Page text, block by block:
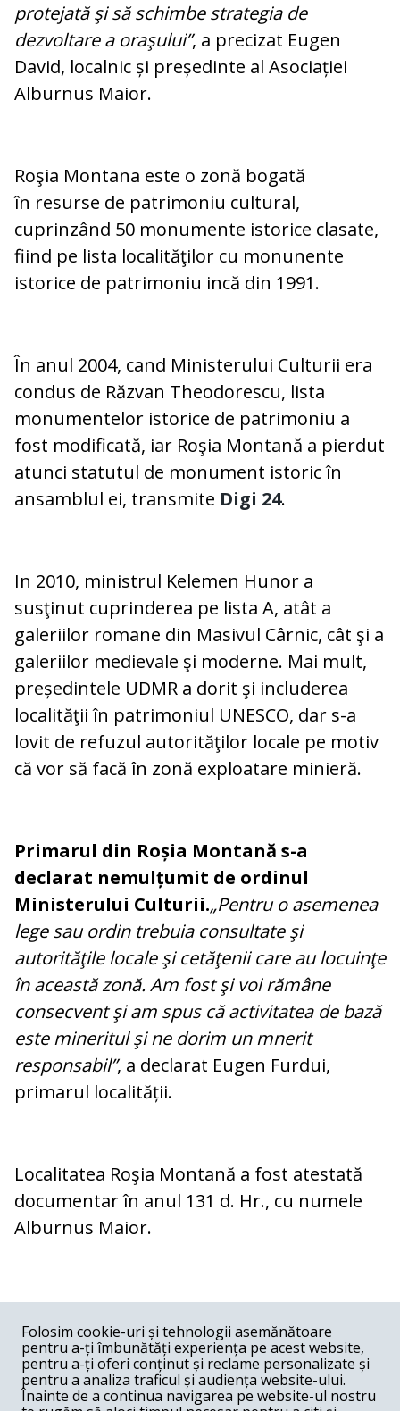
protejată şi să schimbe strategia de
dezvoltare a oraşului”, a precizat Eugen
David, localnic și președinte al Asociației
Alburnus Maior.
Roşia Montana este o zonă bogată
în resurse de patrimoniu cultural,
cuprinzând 50 monumente istorice clasate,
fiind pe lista localităţilor cu monunente
istorice de patrimoniu incă din 1991.
În anul 2004, cand Ministerului Culturii era
condus de Răzvan Theodorescu, lista
monumentelor istorice de patrimoniu a
fost modificată, iar Roşia Montană a pierdut
atunci statutul de monument istoric în
ansamblul ei, transmite Digi 24.
In 2010, ministrul Kelemen Hunor a
susţinut cuprinderea pe lista A, atât a
galeriilor romane din Masivul Cârnic, cât şi a
galeriilor medievale şi moderne. Mai mult,
președintele UDMR a dorit şi includerea
localităţii în patrimoniul UNESCO, dar s-a
lovit de refuzul autorităţilor locale pe motiv
că vor să facă în zonă exploatare minieră.
Primarul din Roșia Montană s-a
declarat nemulțumit de ordinul
Ministerului Culturii.„Pentru o asemenea
lege sau ordin trebuia consultate şi
autorităţile locale şi cetăţenii care au locuinţe
în această zonă. Am fost şi voi rămâne
consecvent şi am spus că activitatea de bază
este mineritul şi ne dorim un mnerit
responsabil”, a declarat Eugen Furdui,
primarul localității.
Localitatea Roşia Montană a fost atestată
documentar în anul 131 d. Hr., cu numele
Alburnus Maior.
COMENTARII
Nume
Folosim cookie-uri și tehnologii asemănătoare
pentru a-ți îmbunătăți experiența pe acest website,
pentru a-ți oferi conținut și reclame personalizate și
pentru a analiza traficul și audiența website-ului.
Înainte de a continua navigarea pe website-ul nostru